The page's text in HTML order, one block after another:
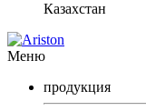
Казахстан
Меню
продукция